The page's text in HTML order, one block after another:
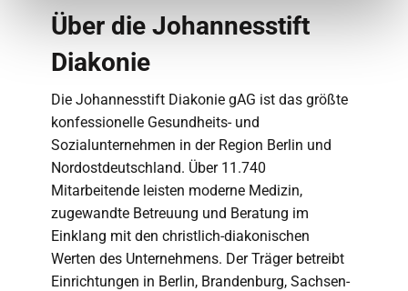
Über die Johannesstift
Diakonie
Die Johannesstift Diakonie gAG ist das größte
konfessionelle Gesundheits- und
Sozialunternehmen in der Region Berlin und
Nordostdeutschland. Über 11.740
Mitarbeitende leisten moderne Medizin,
zugewandte Betreuung und Beratung im
Einklang mit den christlich-diakonischen
Werten des Unternehmens. Der Träger betreibt
Einrichtungen in Berlin, Brandenburg, Sachsen-